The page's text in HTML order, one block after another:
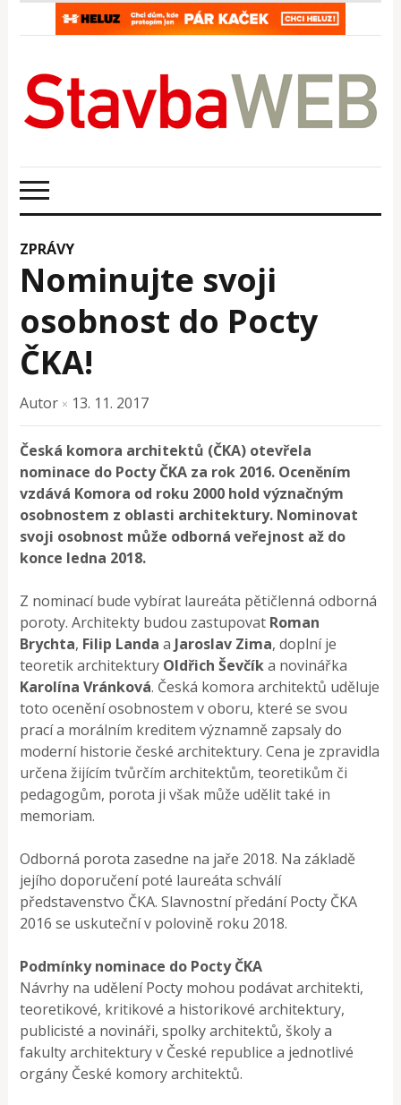
ZPRÁVY
Nominujte svoji
osobnost do Pocty
ČKA!
Autor × 13. 11. 2017
Česká komora architektů (ČKA) otevřela
nominace do Pocty ČKA za rok 2016. Oceněním
vzdává Komora od roku 2000 hold význačným
osobnostem z oblasti architektury. Nominovat
svoji osobnost může odborná veřejnost až do
konce ledna 2018.
Z nominací bude vybírat laureáta pětičlenná odborná
poroty. Architekty budou zastupovat Roman
Brychta, Filip Landa a Jaroslav Zima, doplní je
teoretik architektury Oldřich Ševčíka novinářka
Karolína Vránková. Česká komora architektů uděluje
toto ocenění osobnostem v oboru, které se svou
prací a morálním kreditem významně zapsaly do
moderní historie české architektury. Cena je zpravidla
určena žijícím tvůrčím architektům, teoretikům či
pedagogům, porota ji však může udělit také in
memoriam.
Odborná porota zasedne na jaře 2018. Na základě
jejího doporučení poté laureáta schválí
představenstvo ČKA. Slavnostní předání Pocty ČKA
2016 se uskuteční v polovině roku 2018.
Podmínky nominace do Pocty ČKA
Návrhy na udělení Pocty mohou podávat architekti,
teoretikové, kritikové a historikové architektury,
publicisté a novináři, spolky architektů, školy a
fakulty architektury v České republice a jednotlivé
orgány České komory architektů.